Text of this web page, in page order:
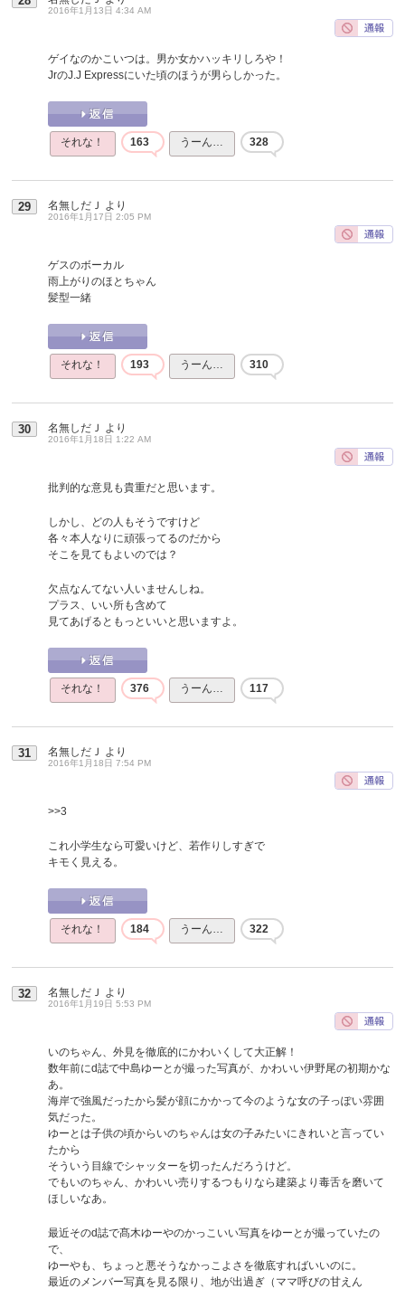
2016年1月13日 4:34 AM
ゲイなのかこいつは。男か女かハッキリしろや！
JrのJ.J Expressにいた頃のほうが男らしかった。
それな！ 163 うーん… 328
29 名無しだＪ より
2016年1月17日 2:05 PM
ゲスのボーカル
雨上がりのほとちゃん
髪型一緒
それな！ 193 うーん… 310
30 名無しだＪ より
2016年1月18日 1:22 AM
批判的な意見も貴重だと思います。
しかし、どの人もそうですけど
各々本人なりに頑張ってるのだから
そこを見てもよいのでは？
欠点なんてない人いませんしね。
プラス、いい所も含めて
見てあげるともっといいと思いますよ。
それな！ 376 うーん… 117
31 名無しだＪ より
2016年1月18日 7:54 PM
>>3
これ小学生なら可愛いけど、若作りしすぎで
キモく見える。
それな！ 184 うーん… 322
32 名無しだＪ より
2016年1月19日 5:53 PM
いのちゃん、外見を徹底的にかわいくして大正解！
数年前にd誌で中島ゆーとが撮った写真が、かわいい伊野尾の初期かな
あ。
海岸で強風だったから髪が顔にかかって今のような女の子っぽい雰囲
気だった。
ゆーとは子供の頃からいのちゃんは女の子みたいにきれいと言ってい
たから
そういう目線でシャッターを切ったんだろうけど。
でもいのちゃん、かわいい売りするつもりなら建築より毒舌を磨いて
ほしいなあ。
最近そのd誌で髙木ゆーやのかっこいい写真をゆーとが撮っていたの
で、
ゆーやも、ちょっと悪そうなかっこよさを徹底すればいいのに。
最近のメンバー写真を見る限り、地が出過ぎ（ママ呼びの甘えん